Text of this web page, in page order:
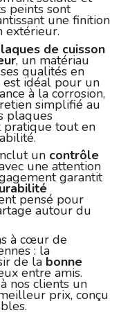
peints sont
une finition
extérieur.
de cuisson
, un matériau
qualités en
est idéal pour un
à la corrosion,
simplifié au
plaques
pratique tout en
un contrôle
une attention
garantit
pensé pour
autour du
à cœur de
: la
de la bonne
entre amis.
nos clients un
prix, conçu